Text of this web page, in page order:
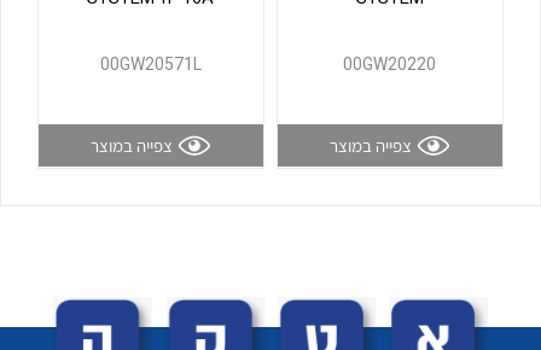
00GW20220
צפייה במוצר
00GW20571L
צפייה במוצר